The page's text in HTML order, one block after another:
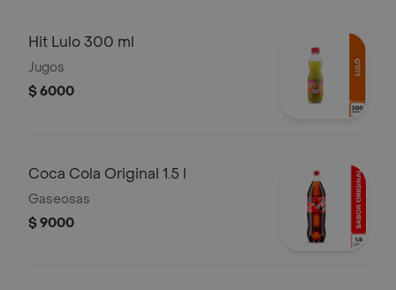
Hit Lulo 300 ml
Jugos
$ 6000
Coca Cola Original 1.5 l
Gaseosas
$ 9000